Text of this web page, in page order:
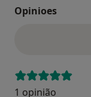
Opinioes
1 opinião